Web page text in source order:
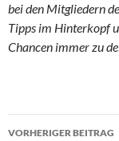
bei den Mitgliedern
Tipps im Hinterkopf
Chancen immer zu
VORHERIGER BEITRAG